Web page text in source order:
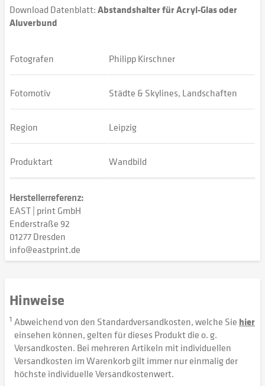
Download Datenblatt:Abstandshalter für Acryl-Glas oder
Aluverbund
Fotografen Philipp Kirschner
Fotomotiv Städte & Skylines, Landschaften
Region Leipzig
Produktart Wandbild
Herstellerreferenz:
EAST | print GmbH
Enderstraße 92
01277 Dresden
info@eastprint.de
Hinweise
1 Abweichend von den Standardversandkosten, welche Sie hier
einsehen können, gelten für dieses Produkt die o. g.
Versandkosten. Bei mehreren Artikeln mit individuellen
Versandkosten im Warenkorb gilt immer nur einmalig der
höchste individuelle Versandkostenwert.